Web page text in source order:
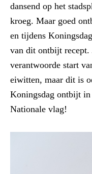
dansend op het
kroeg. Maar goed
en tijdens
van dit ontbijt recept.
verantwoorde start
eiwitten, maar dit is
Koningsdag ontbijt
Nationale vlag!